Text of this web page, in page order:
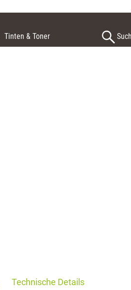
Tinten & Toner
Technische Details